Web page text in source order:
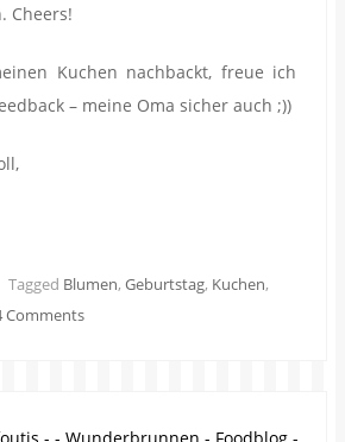
Cheers!
Kuchen nachbackt, freue ich
– meine Oma sicher auch ;))
Tagged Blumen, Geburtstag, Kuchen,
Comments